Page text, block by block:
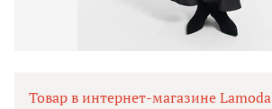
Товар в интернет-магазине Lamoda